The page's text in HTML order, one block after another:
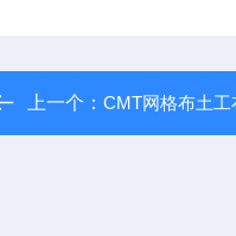
上一个：CMT网格布土